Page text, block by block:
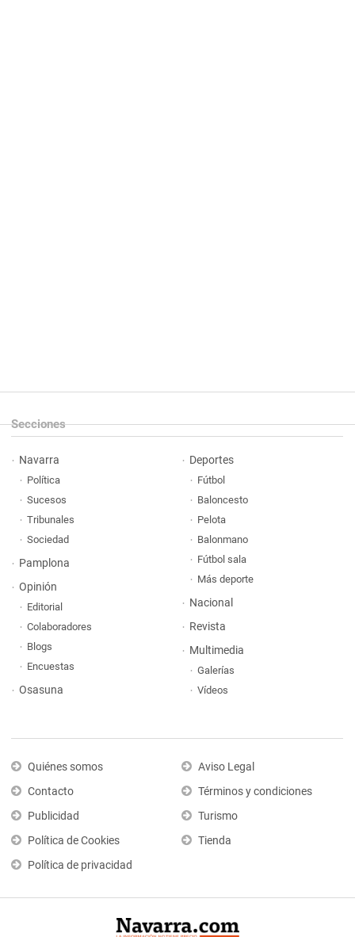
Secciones
Navarra
Política
Sucesos
Tribunales
Sociedad
Pamplona
Opinión
Editorial
Colaboradores
Blogs
Encuestas
Osasuna
Deportes
Fútbol
Baloncesto
Pelota
Balonmano
Fútbol sala
Más deporte
Nacional
Revista
Multimedia
Galerías
Vídeos
Quiénes somos
Contacto
Publicidad
Política de Cookies
Política de privacidad
Aviso Legal
Términos y condiciones
Turismo
Tienda